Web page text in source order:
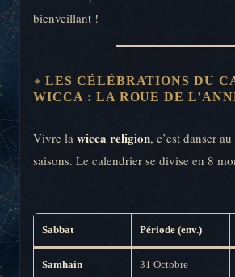
bienveillant !
LES CÉLÉBRATIONS DU
WICCA : LA ROUE DE
Vivre la wicca religion, c’est danser
saisons. Le calendrier se divise en 8
Sabbat Période (env.)
Samhain 31 Octobre